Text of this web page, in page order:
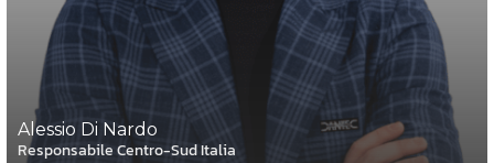
Alessio Di Nardo
Responsabile Centro-Sud Italia